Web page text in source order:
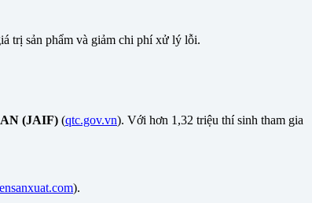
trị sản phẩm và giảm chi phí xử lý lỗi.
(JAIF) (qtc.gov.vn). Với hơn 1,32 triệu thí sinh tham gia
).